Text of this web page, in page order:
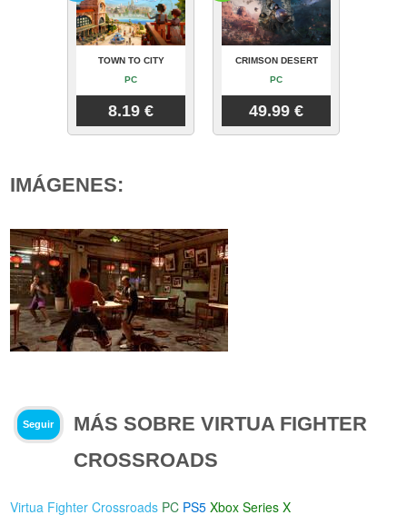
TOWN TO CITY
PC
8.19 €
CRIMSON DESERT
PC
49.99 €
IMÁGENES:
Seguir
MÁS SOBRE VIRTUA FIGHTER
CROSSROADS
Virtua Fighter Crossroads PC PS5 Xbox Series X